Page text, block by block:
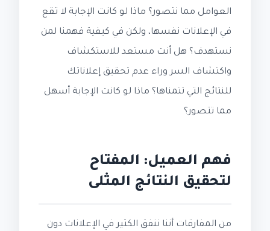
العوامل مما نتصور؟ ماذا لو كانت الإجابة لا تقع
في الإعلانات نفسها، ولكن في كيفية فهمنا لمن
نستهدف؟ هل أنت مستعد للاستكشاف
واكتشاف السر وراء عدم تحقيق إعلاناتك
للنتائج التي تتمناها؟ ماذا لو كانت الإجابة أسهل
مما تتصور؟
فهم العميل: المفتاح
لتحقيق النتائج المثلى
من المفارقات أننا ننفق الكثير في الإعلانات دون